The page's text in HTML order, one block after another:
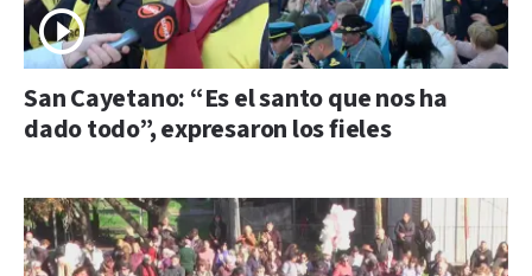
San Cayetano: “Es el santo que nos ha
dado todo”, expresaron los fieles